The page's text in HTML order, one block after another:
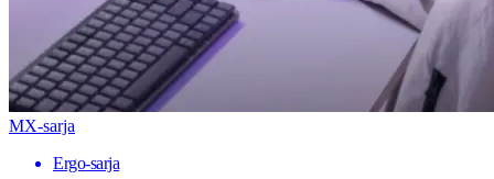
MX-sarja
Ergo-sarja